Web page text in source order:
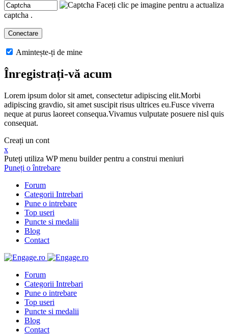
Faceți clic pe imagine pentru a actualiza
captcha .
Amintește-ți de mine
Înregistrați-vă acum
Lorem ipsum dolor sit amet, consectetur adipiscing elit.Morbi
adipiscing gravdio, sit amet suscipit risus ultrices eu.Fusce viverra
neque at purus laoreet consequa.Vivamus vulputate posuere nisl quis
consequat.
Creați un cont
x
Puteți utiliza WP menu builder pentru a construi meniuri
Puneți o întrebare
Forum
Categorii Intrebari
Pune o intrebare
Top useri
Puncte si medalii
Blog
Contact
Forum
Categorii Intrebari
Pune o intrebare
Top useri
Puncte si medalii
Blog
Contact